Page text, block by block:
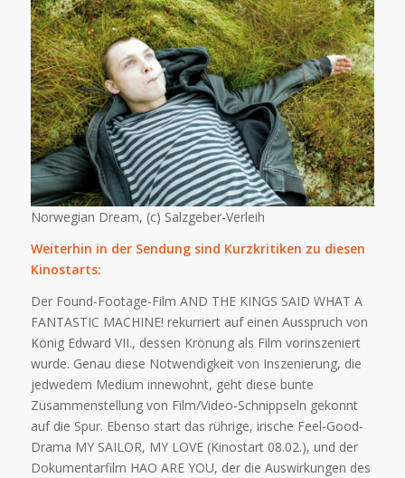
Norwegian Dream, (c) Salzgeber-Verleih
Weiterhin in der Sendung sind Kurzkritiken zu diesen
Kinostarts:
Der Found-Footage-Film AND THE KINGS SAID WHAT A
FANTASTIC MACHINE! rekurriert auf einen Ausspruch von
König Edward VII., dessen Krönung als Film vorinszeniert
wurde. Genau diese Notwendigkeit von Inszenierung, die
jedwedem Medium innewohnt, geht diese bunte
Zusammenstellung von Film/Video-Schnippseln gekonnt
auf die Spur. Ebenso start das rührige, irische Feel-Good-
Drama MY SAILOR, MY LOVE (Kinostart 08.02.), und der
Dokumentarfilm HAO ARE YOU, der die Auswirkungen des